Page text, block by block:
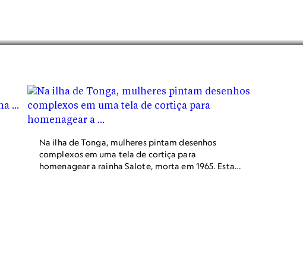
Na ilha de Tonga, mulheres pintam desenhos
complexos em uma tela de cortiça para
homenagear a rainha Salote, morta em 1965. Esta